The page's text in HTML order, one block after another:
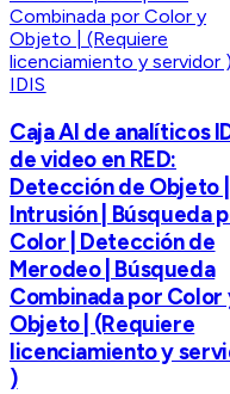
IDIS
Caja AI de analíticos
de video en RED:
Detección de Objeto |
Intrusión | Búsqueda
Color | Detección de
Merodeo | Búsqueda
Combinada por Color
Objeto | (Requiere
licenciamiento y
)